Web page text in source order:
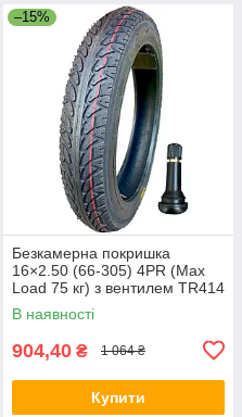
–15%
Безкамерна покришка
16×2.50 (66-305) 4PR (Max
Load 75 кг) з вентилем TR414
В наявності
904,40 ₴ 1 064 ₴
Купити